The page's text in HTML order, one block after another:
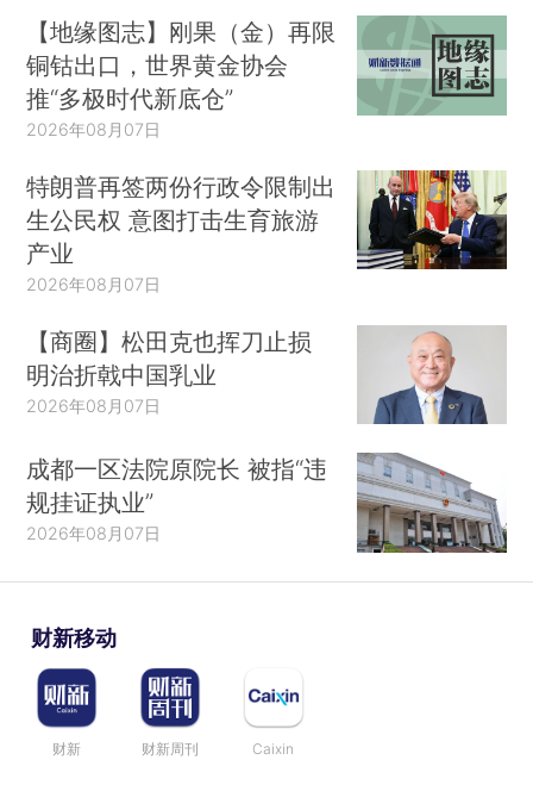
【地缘图志】刚果（金）再限
铜钴出口，世界黄金协会
推“多极时代新底仓”
2026年08月07日
特朗普再签两份行政令限制出
生公民权 意图打击生育旅游
产业
2026年08月07日
【商圈】松田克也挥刀止损
明治折戟中国乳业
2026年08月07日
成都一区法院原院长 被指“违
规挂证执业”
2026年08月07日
财新移动
财新 财新周刊 Caixin